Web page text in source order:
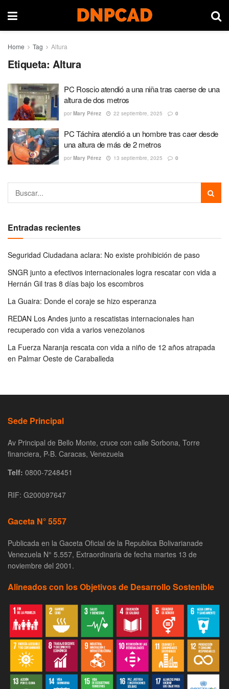
Home Tag Altura
Etiqueta: Altura
PC Roscio atendió a una niña tras caerse de una
altura de dos metros
por Mary Pérez 22 septiembre, 2025 0
PC Táchira atendió a un hombre tras caer desde
una altura de más de 2 metros
por Mary Pérez 13 septiembre, 2025 0
Entradas recientes
Seguridad Ciudadana aclara: No existe prohibición de paso
SNGR junto a efectivos internacionales logra rescatar con vida a
Hernán Gil tras 8 días bajo los escombros
La Guaira: Donde el coraje se hizo esperanza
REDAN Los Andes junto a rescatistas internacionales han
recuperado con vida a varios venezolanos
La Fuerza Naranja rescata con vida a niño de 12 años atrapada
en Palmar Oeste de Caraballeda
Sede Principal
Av Principal de Bello Monte, cruce con calle Sorbona, Torre
financiera, P-B. Caracas, Venezuela
Telf: 0800-7248451
RIF: G200097647
Gaceta N° 5557
Publicada en la Gaceta Oficial de la Republica Bolivarianade
Venezuela N° 5.557, Extraordinaria de fecha martes 13 de
noviembre del 2001.
Alineados con los Objetivos de Desarrollo Sostenible